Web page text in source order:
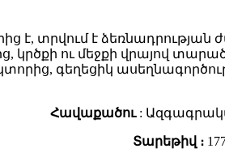
է, տրվում է
կրծքի ու մեջքի վրայով
գեղեցիկ
Հավաքածու:
Տարեթիվ ։